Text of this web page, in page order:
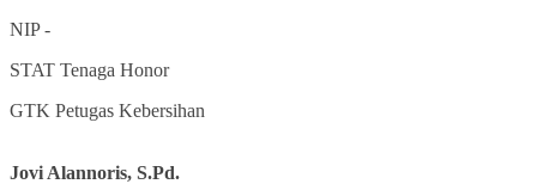
NIP-
STAT Tenaga Honor
GTK Petugas Kebersihan
Jovi Alannoris, S.Pd.